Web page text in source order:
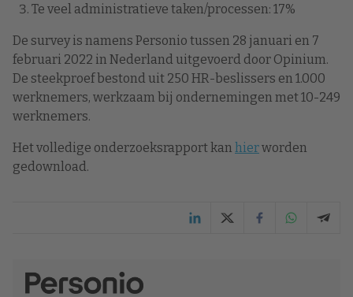
Te veel administratieve taken/processen: 17%
De survey is namens Personio tussen 28 januari en 7
februari 2022 in Nederland uitgevoerd door Opinium.
De steekproef bestond uit 250 HR-beslissers en 1.000
werknemers, werkzaam bij ondernemingen met 10-249
werknemers.
Het volledige onderzoeksrapport kan hierworden
gedownload.